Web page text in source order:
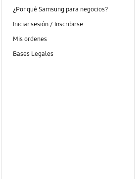
¿Por qué Samsung para negocios?
Iniciar sesión / Inscribirse
Mis ordenes
Bases Legales